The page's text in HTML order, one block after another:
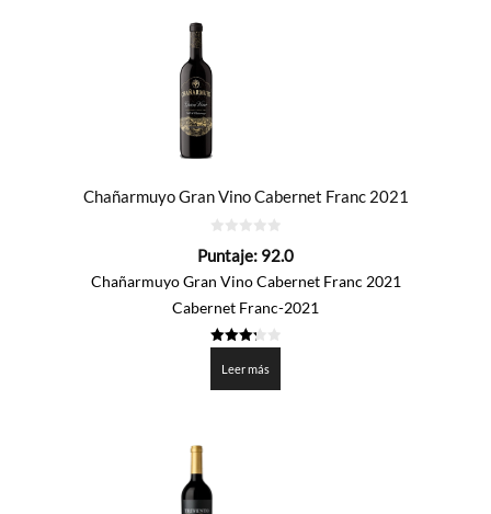
Chañarmuyo Gran Vino Cabernet Franc 2021
de
Puntaje: 92.0
Chañarmuyo Gran Vino Cabernet Franc 2021
Cabernet Franc-2021
de 5
Leer más